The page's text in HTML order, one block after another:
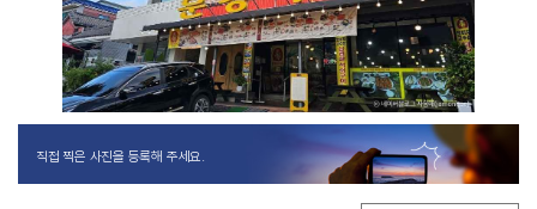
직접 찍은 사진을 등록해 주세요.